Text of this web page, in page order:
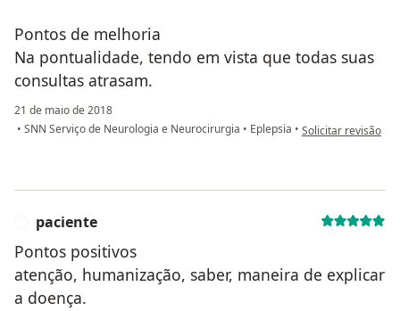
Pontos de melhoria
Na pontualidade, tendo em vista que todas suas
consultas atrasam.
21 de maio de 2018
• SNN Serviço de Neurologia e Neurocirurgia • Eplepsia • na opinião do
Solicitar revisão
paciente
Pontos positivos
atenção, humanização, saber, maneira de explicar
a doença.